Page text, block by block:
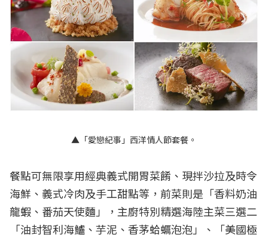
▲「愛戀紀事」西洋情人節套餐。
餐點可無限享用經典義式開胃菜餚、現拌沙拉及時令
海鮮、義式冷肉及手工甜點等，前菜則是「香料奶油
龍蝦、番茄天使麵」，主廚特別精選海陸主菜三選二
「油封智利海鱸、芋泥、香茅蛤蠣泡泡」、「美國極